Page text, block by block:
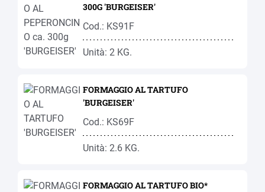
300G 'BURGEISER'
Cod.: KS91F
Unità: 2 KG.
FORMAGGIO AL TARTUFO
'BURGEISER'
Cod.: KS69F
Unità: 2.6 KG.
FORMAGGIO AL TARTUFO BIO*